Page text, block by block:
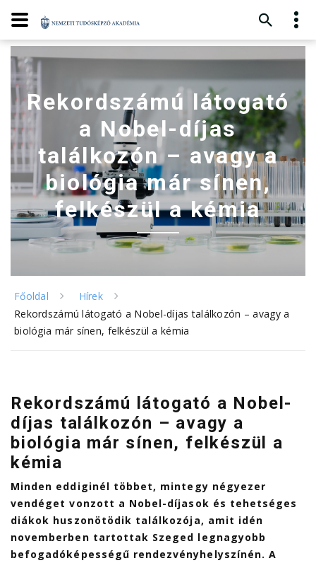
Rekordszámú látogató
a Nobel-díjas
találkozón – avagy a
biológia már sínen,
felkészül a kémia
Főoldal
Hírek
Rekordszámú látogató a Nobel-díjas találkozón – avagy a
biológia már sínen, felkészül a kémia
Rekordszámú látogató a Nobel-
díjas találkozón – avagy a
biológia már sínen, felkészül a
kémia
Minden eddiginél többet, mintegy négyezer
vendéget vonzott a Nobel-díjasok és tehetséges
diákok huszonötödik találkozója, amit idén
novemberben tartottak Szeged legnagyobb
befogadóképességű rendezvényhelyszínén. A